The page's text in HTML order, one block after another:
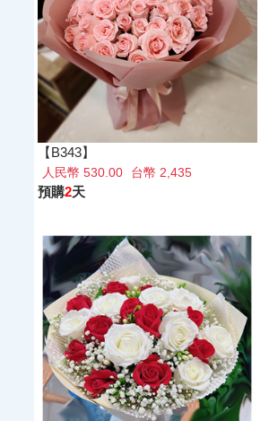
【B343】
人民幣 530.00 台幣 2,435
預購2天